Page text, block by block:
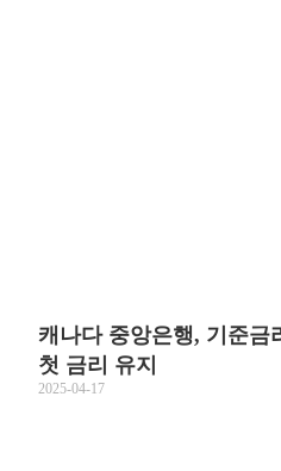
캐나다 중앙은행, 기준
첫 금리 유지
2025-04-17